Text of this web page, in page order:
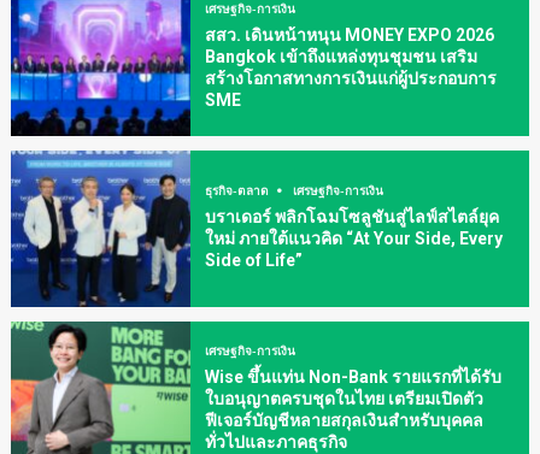
เศรษฐกิจ-การเงิน
สสว. เดินหน้าหนุน MONEY EXPO 2026
Bangkok เข้าถึงแหล่งทุนชุมชน เสริม
สร้างโอกาสทางการเงินแก่ผู้ประกอบการ
SME
ธุรกิจ-ตลาด เศรษฐกิจ-การเงิน
บราเดอร์ พลิกโฉมโซลูชันสู่ไลฟ์สไตล์ยุค
ใหม่ ภายใต้แนวคิด “At Your Side, Every
Side of Life”
เศรษฐกิจ-การเงิน
Wise ขึ้นแท่น Non-Bank รายแรกที่ได้รับ
ใบอนุญาตครบชุดในไทย เตรียมเปิดตัว
ฟีเจอร์บัญชีหลายสกุลเงินสำหรับบุคคล
ทั่วไปและภาคธุรกิจ